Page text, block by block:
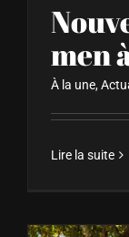
men
À la une,
Lire la suite